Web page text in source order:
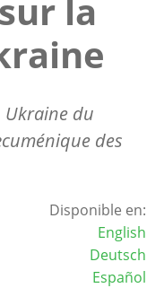
la
Ukraine du
des
Disponible en:
English
Deutsch
Español